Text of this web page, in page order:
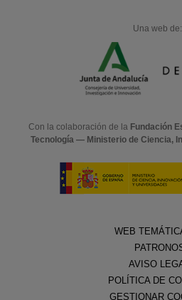
Una web de:
Con la colaboración de la Fundación
Tecnología — Ministerio de Ciencia,
WEB
AVISO
POLÍTICA DE
GESTIONAR